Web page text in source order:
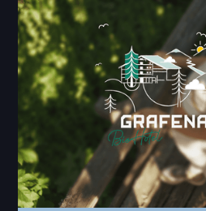
Makaira Boat